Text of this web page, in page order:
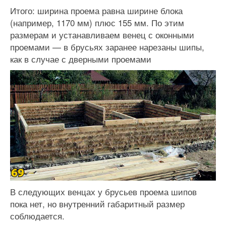
Итого: ширина проема равна ширине блока
(например, 1170 мм) плюс 155 мм. По этим
размерам и устанавливаем венец с оконными
проемами — в брусьях заранее нарезаны шипы,
как в случае с дверными проемами
В следующих венцах у брусьев проема шипов
пока нет, но внутренний габаритный размер
соблюдается.